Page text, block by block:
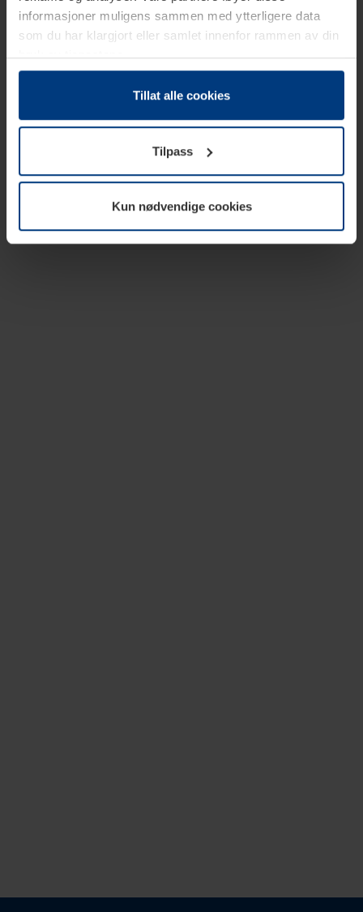
informasjoner muligens sammen med ytterligere data
som du har klargjort eller samlet innenfor rammen av din
bruk av tjenestene.
Etter loven kan vi lagre informasjonskapsler på din
datamaskin, hvis disse er absolutt nødvendig for drift av
trenger vi din tillatelse. Du kan når som helst endre eller
tilbakekalle ditt samtykke i forklaringen av
informasjonskapselen på sidenPersonvernerklæringpå
Tillat alle cookies
Tilpass
Kun nødvendige cookies